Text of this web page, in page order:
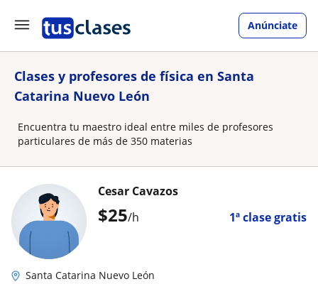
Anúnciate
Clases y profesores de física en Santa
Catarina Nuevo León
Encuentra tu maestro ideal entre miles de profesores
particulares de más de 350 materias
$25/h 1ª clase gratis
Cesar Cavazos
Santa Catarina Nuevo León